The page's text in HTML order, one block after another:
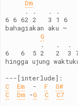
Dm
     . .   . .
6 6 62 2   3 1 6
bahagiakan aku ~
G
.   .  .
6   6  5 2   2  3
hingga ujung
---[interlude]:
C
Em
  -
F
G#
C
Dm -G C
C7